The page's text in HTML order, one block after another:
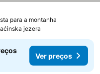
para a montanha
jezera
Ver preços